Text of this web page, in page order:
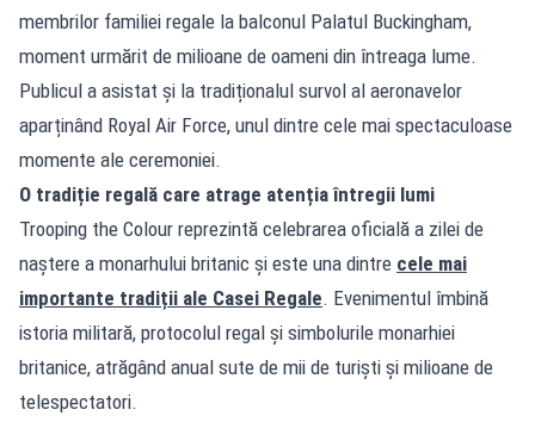
membrilor familiei regale la balconul Palatul Buckingham,
moment urmărit de milioane de oameni din întreaga lume.
Publicul a asistat și la tradiționalul survol al aeronavelor
aparținând Royal Air Force, unul dintre cele mai spectaculoase
momente ale ceremoniei.
O tradiție regală care atrage atenția întregii lumi
Trooping the Colour reprezintă celebrarea oficială a zilei de
naștere a monarhului britanic și este una dintre cele mai
importante tradiții ale Casei Regale. Evenimentul îmbină
istoria militară, protocolul regal și simbolurile monarhiei
britanice, atrăgând anual sute de mii de turiști și milioane de
telespectatori.